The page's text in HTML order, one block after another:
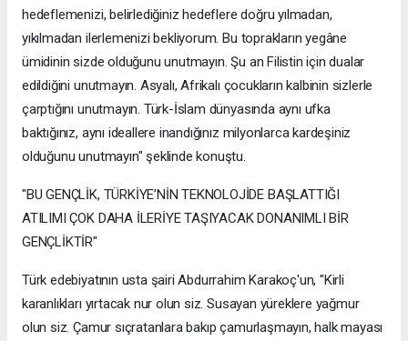
hedeflemenizi, belirlediğiniz hedeflere doğru yılmadan,
yıkılmadan ilerlemenizi bekliyorum. Bu toprakların yegâne
ümidinin sizde olduğunu unutmayın. Şu an Filistin için dualar
edildiğini unutmayın. Asyalı, Afrikalı çocukların kalbinin sizlerle
çarptığını unutmayın. Türk-İslam dünyasında aynı ufka
baktığınız, aynı ideallere inandığınız milyonlarca kardeşiniz
olduğunu unutmayın" şeklinde konuştu.
"BU GENÇLİK, TÜRKİYE’NİN TEKNOLOJİDE BAŞLATTIĞI
ATILIMI ÇOK DAHA İLERİYE TAŞIYACAK DONANIMLI BİR
GENÇLİKTİR"
Türk edebiyatının usta şairi Abdurrahim Karakoç'un, "Kirli
karanlıkları yırtacak nur olun siz. Susayan yüreklere yağmur
olun siz. Çamur sıçratanlara bakıp çamurlaşmayın, halk mayası